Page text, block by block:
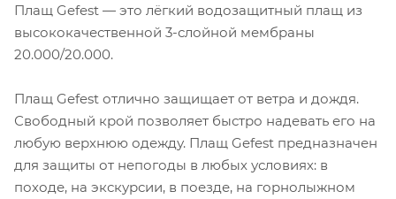
Плащ Gefest — это лёгкий водозащитный плащ из
высококачественной 3-слойной мембраны
20.000/20.000.
Плащ Gefest отлично защищает от ветра и дождя.
Свободный крой позволяет быстро надевать его на
любую верхнюю одежду. Плащ Gefest предназначен
для защиты от непогоды в любых условиях: в
походе, на экскурсии, в поезде, на горнолыжном